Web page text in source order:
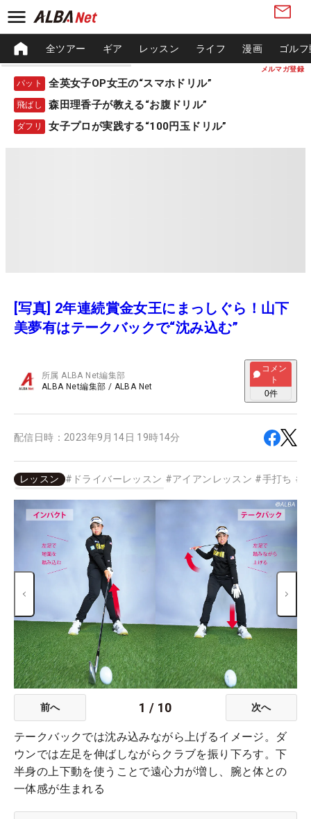
メルマガ登録
全ツアー ギア レッスン ライフ 漫画 ゴル
パット 全英女子OP女王の“スマホドリル”
飛ばし 森田理香子が教える“お腹ドリル”
ダフリ 女子プロが実践する“100円玉ドリル”
[写真] 2年連続賞金女王にまっしぐら！山下
美夢有はテークバックで“沈み込む”
所属ALBA Net編集部
ALBA Net編集部 / ALBA Net
コメン
ト
0件
配信日時： 2023年9月14日 19時14分
レッスン # ドライバーレッスン #アイアンレッスン #手打ち #
前へ 1 / 10 次へ
テークバックでは沈み込みながら上げるイメージ。ダ
ウンでは左足を伸ばしながらクラブを振り下ろす。下
半身の上下動を使うことで遠心力が増し、腕と体との
一体感が生まれる